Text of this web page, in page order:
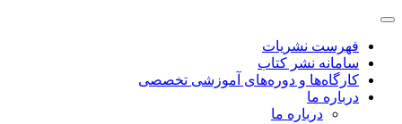
فهرست نشریات
سامانه نشر کتاب
کارگاه‌ها و دوره‌های آموزشی تخصصی
درباره ما
درباره ما